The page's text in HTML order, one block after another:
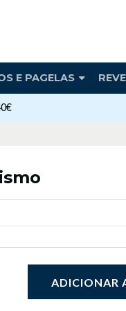
E PAGELAS
ADICIONAR